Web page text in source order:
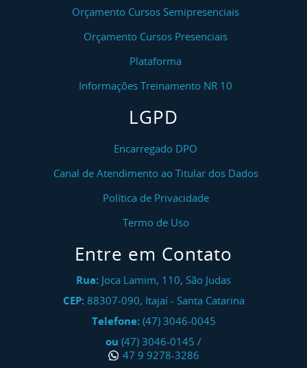
Orçamento Cursos Semipresenciais
Orçamento Cursos Presenciais
Plataforma
Informações Treinamento NR 10
LGPD
Encarregado DPO
Canal de Atendimento ao Titular dos Dados
Política de Privacidade
Termo de Uso
Entre em Contato
Rua: Joca Lamim, 110, São Judas
CEP: 88307-090, Itajaí- Santa Catarina
Telefone: (47) 3046-0045
ou (47) 3046-0145 /
47 9 9278-3286